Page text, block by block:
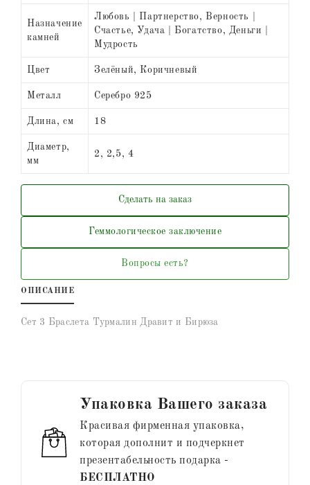
Назначение
камней
Любовь | Партнерство, Верность |
Счастье, Удача | Богатство, Деньги |
Мудрость
Цвет Зелёный, Коричневый
Металл Серебро 925
Длина, см 18
Диаметр,
мм
2, 2,5, 4
Сделать на заказ
Геммологическое заключение
Вопросы есть?
ОПИСАНИЕ
Сет 3 Браслета Турмалин Дравит и Бирюза
Упаковка Вашего заказа
Красивая фирменная упаковка,
которая дополнит и подчеркнет
презентабельность подарка -
БЕСПЛАТНО